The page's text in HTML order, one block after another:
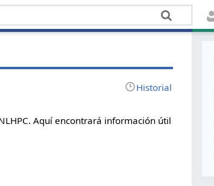
Historial
Aquí encontrará información útil